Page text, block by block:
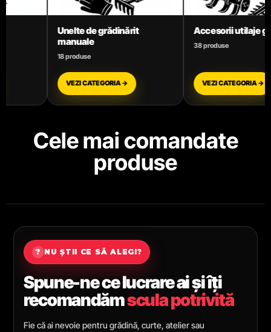
Accesorii utilaje grădină
38 produse
VEZI CATEGORIA →
Aparate de spălat cu
presiune
VEZI CATEGORIA →
Cele mai comandate
produse
? NU ȘTII CE SĂ ALEGI?
Spune-ne ce lucrare ai și îți
recomandămscula potrivită
Fie că ai nevoie pentru grădină, curte, atelier sau